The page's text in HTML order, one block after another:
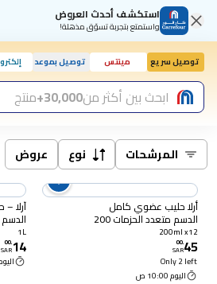
استكشف أحدث العروض
واستمتع بتجربة تسوّق مذهلة!
توصيل سريع مينتس توصيل بموعد
اليوم, 10:00 صابحث بين أكثر من30,000+ منتج
المرشحات نوع عروض
أرلا حليب عضوي كامل
الدسم متعدد الحزمات 200
ملل حزمة من 12
200ml x12
45
.
00
SAR
Only 2 left
اليوم 10:00 ص
آرلا
– 1 لتر
1L
14
.
00
SAR
اليوم